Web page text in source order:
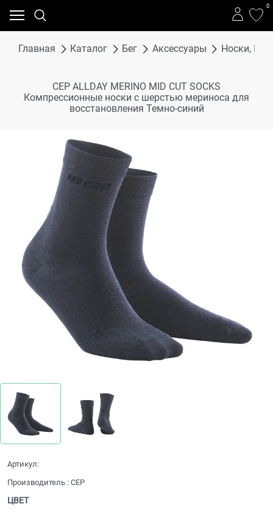
0
Главная Каталог Бег Аксессуары Носки,
CEP ALLDAY MERINO MID CUT SOCKS
Компрессионные носки с шерстью мериноса для
восстановления Темно-синий
Артикул:
Производитель : CEP
ЦВЕТ